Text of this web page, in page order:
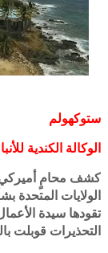
ستوكهولم
الوكالة الكندية
كشف محامٍ أميركي
الولايات المتحدة
تقودها سيدة
التحذيرات قوبلت